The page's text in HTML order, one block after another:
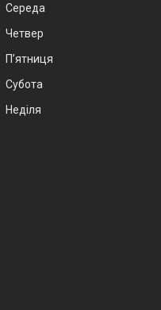
Середа
Четвер
Пʼятниця
Субота
Неділя